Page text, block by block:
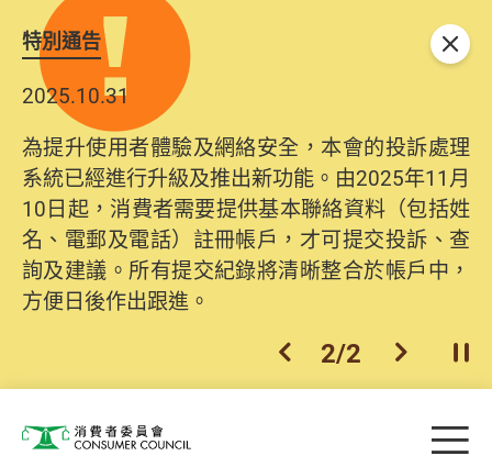
特別通告
2025.10.31
為提升使用者體驗及網絡安全，本會的投訴處理
系統已經進行升級及推出新功能。由2025年11月
10日起，消費者需要提供基本聯絡資料（包括姓
名、電郵及電話）註冊帳戶，才可提交投訴、查
詢及建議。所有提交紀錄將清晰整合於帳戶中，
方便日後作出跟進。
上一個
2/2 下一個開
關閉
消費者委員會 目